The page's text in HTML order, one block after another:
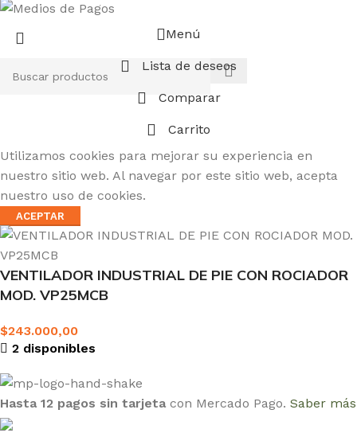
Menú
Lista de deseos
Comparar
Carrito
Utilizamos cookies para mejorar su experiencia en
nuestro sitio web. Al navegar por este sitio web, acepta
nuestro uso de cookies.
ACEPTAR
VENTILADOR INDUSTRIAL DE PIE CON ROCIADOR
MOD. VP25MCB
$243.000,00
2 disponibles
Hasta 12 pagos sin tarjeta con Mercado Pago. Saber más